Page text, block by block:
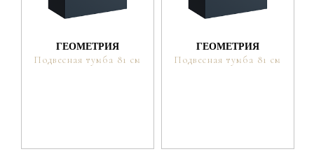
ГЕОМЕТРИЯ
Подвесная тумба 81 см
ГЕОМЕТРИЯ
Подвесная тумба 81 см